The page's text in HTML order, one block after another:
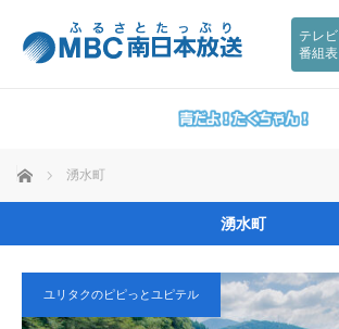
テレビ
番組表
ホーム 湧水町
湧水町
ユリタクのピピっとユピテル